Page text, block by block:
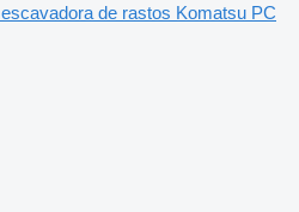
escavadora de rastos Komatsu PC